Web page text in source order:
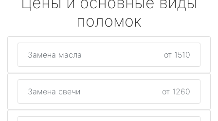
поломок
Замена масла от 1510
Замена свечи от 1260